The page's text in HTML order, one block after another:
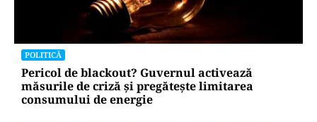
POLITICĂ
Pericol de blackout? Guvernul activează
măsurile de criză și pregătește limitarea
consumului de energie